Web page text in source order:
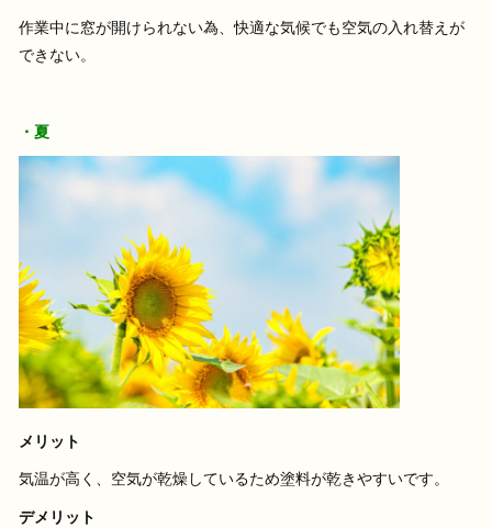
作業中に窓が開けられない為、快適な気候でも空気の入れ替えが
できない。
・夏
メリット
気温が高く、空気が乾燥しているため塗料が乾きやすいです。
デメリット